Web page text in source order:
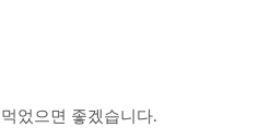
었으면 좋겠습니다.